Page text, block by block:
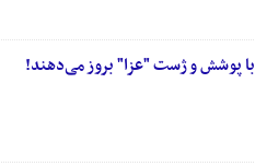
پوشش و ژست "عزا" بروز می‌دهند!